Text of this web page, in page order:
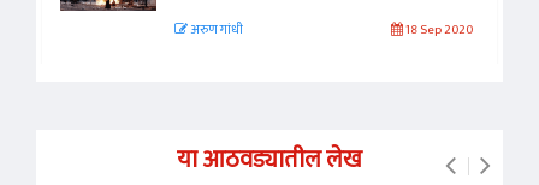
अरुण गांधी 18 Sep 2020
या आठवड्यातील लेख